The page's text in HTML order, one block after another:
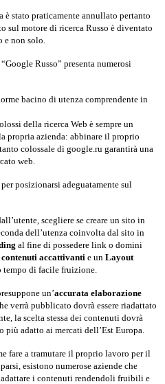
stato praticamente annullato pertanto
sul motore di ricerca Russo è diventato
non solo.
Russo” presenta numerosi
bacino di utenza comprendente in
della ricerca Web è sempre un
propria azienda: abbinare il proprio
colossale di google.ru garantirà una
web.
per posizionarsi adeguatamente sul
scegliere se creare un sito in
dell’utenza coinvolta dal sito in
al fine di possedere link o domini
contenuti accattivanti e un Layout
tempo di facile fruizione.
un’accurata elaborazione
verrà pubblicato dovrà essere riadattato
la scelta stessa dei contenuti dovrà
più adatto ai mercati dell’Est Europa.
fare a tramutare il proprio lavoro per il
esistono numerose aziende che
i contenuti rendendoli fruibili e